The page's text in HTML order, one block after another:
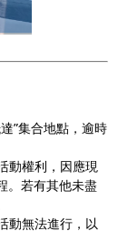
”集合地點，逾時
動權利，因應現
。若有其他未盡
動無法進行，以